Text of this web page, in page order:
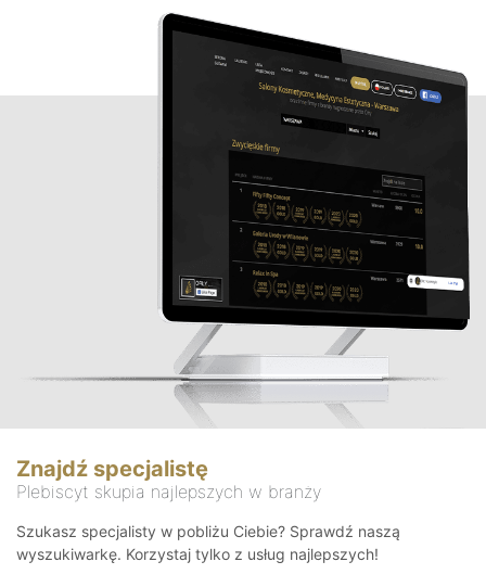
Znajdź specjalistę
Plebiscyt skupia najlepszych w branży
Szukasz specjalisty w pobliżu Ciebie? Sprawdź naszą
wyszukiwarkę. Korzystaj tylko z usług najlepszych!